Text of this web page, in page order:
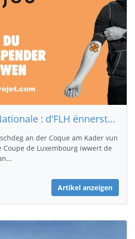
Final4 Loterie Nationale : d'FLH ënnerstëtzt de Plooschterprojet vum Yannick Lieners
an der Coque am Kader vun
de Luxembourg iwwert de
Artikel anzeigen